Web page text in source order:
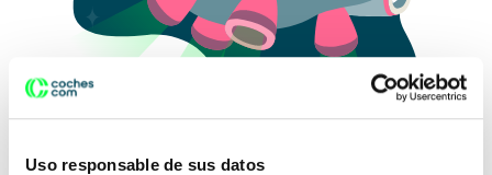
Uso responsable de sus datos